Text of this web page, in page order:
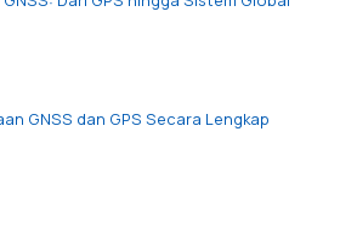
GNSS dan GPS Secara Lengkap